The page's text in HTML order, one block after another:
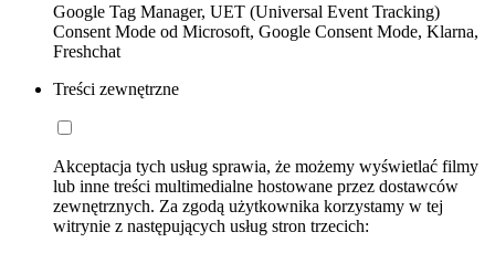
Google Tag Manager, UET (Universal Event Tracking)
Consent Mode od Microsoft, Google Consent Mode, Klarna,
Freshchat
Treści zewnętrzne
Akceptacja tych usług sprawia, że możemy wyświetlać filmy
lub inne treści multimedialne hostowane przez dostawców
zewnętrznych. Za zgodą użytkownika korzystamy w tej
witrynie z następujących usług stron trzecich: